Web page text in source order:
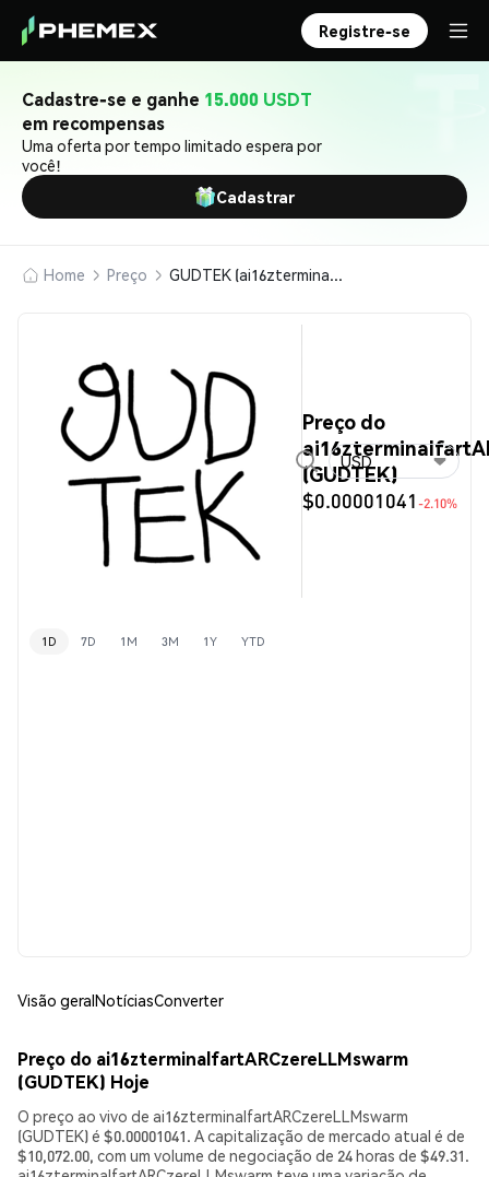
Registre-se
Cadastre-se e ganhe 15.000 USDT
em recompensas
Uma oferta por tempo limitado espera por
você!
Cadastrar
Home Preço GUDTEK (ai16zterminalfartARCzereLLMswarm)
Preço do
(GUDTEK)
$0.00001041 -2.10%
USD
1D 7D 1M 3M 1Y YTD
Visão geralNotíciasConverter
Preço do ai16zterminalfartARCzereLLMswarm
(GUDTEK) Hoje
O preço ao vivo de ai16zterminalfartARCzereLLMswarm
(GUDTEK) é $0.00001041. A capitalização de mercado atual é de
$10,072.00, com um volume de negociação de 24 horas de $49.31.